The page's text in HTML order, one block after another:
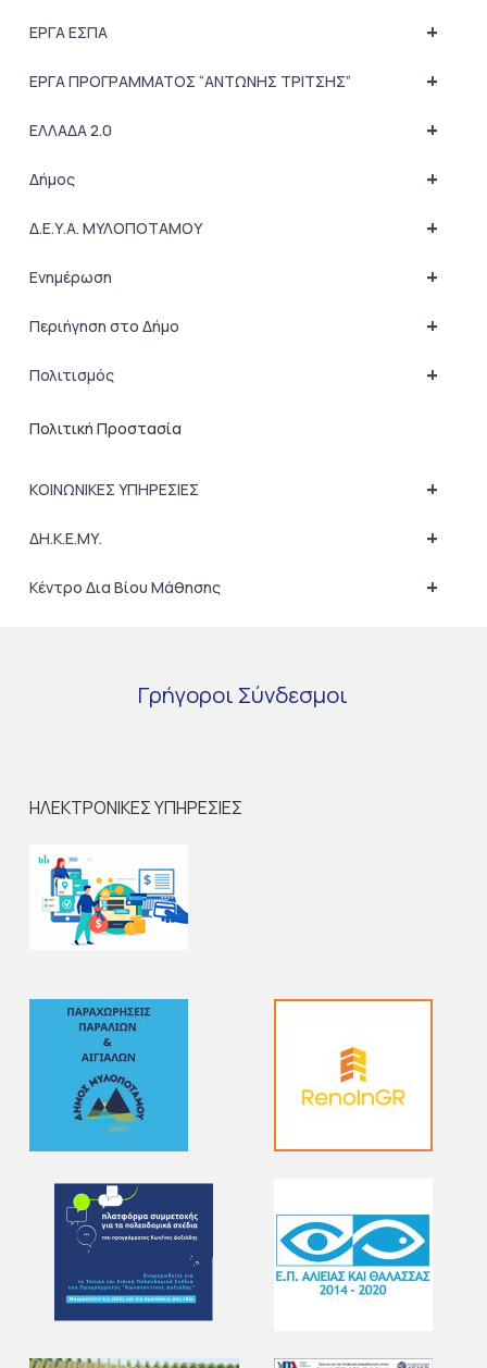
+
ΕΡΓΑ ΕΣΠΑ
+
ΕΡΓΑ ΠΡΟΓΡΑΜΜΑΤΟΣ “ΑΝΤΩΝΗΣ ΤΡΙΤΣΗΣ”
+
ΕΛΛΑΔΑ 2.0
+
Δήμος
+
Δ.Ε.Υ.Α. ΜΥΛΟΠΟΤΑΜΟΥ
+
Ενημέρωση
+
Περιήγηση στο Δήμο
+
Πολιτισμός
Πολιτική Προστασία
+
ΚΟΙΝΩΝΙΚΕΣ ΥΠΗΡΕΣΙΕΣ
+
ΔΗ.Κ.Ε.ΜΥ.
+
Κέντρο Δια Βίου Μάθησης
Γρήγοροι Σύνδεσμοι
ΗΛΕΚΤΡΟΝΙΚΕΣ ΥΠΗΡΕΣΙΕΣ